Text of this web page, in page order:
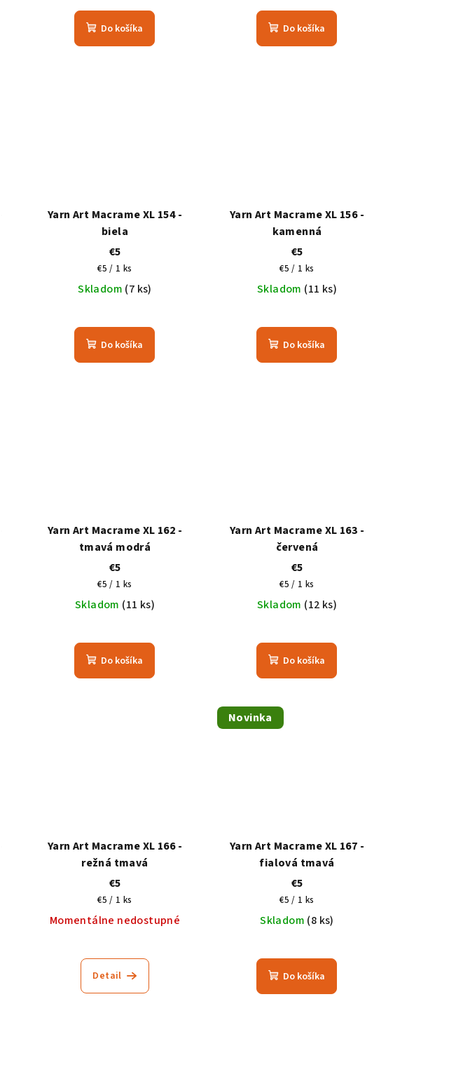
Do košíka Do košíka
Yarn Art Macrame XL 154 -
biela
€5
Jednotková
cena:
€5 / 1 ks
Skladom (7 ks)
Do košíka
Yarn Art Macrame XL 156 -
kamenná
€5
Jednotková
cena:
€5 / 1 ks
Skladom (11 ks)
Do košíka
Yarn Art Macrame XL 162 -
tmavá modrá
€5
Jednotková
cena:
€5 / 1 ks
Skladom (11 ks)
Do košíka
Yarn Art Macrame XL 163 -
červená
€5
Jednotková
cena:
€5 / 1 ks
Skladom (12 ks)
Do košíka
Yarn Art Macrame XL 166 -
režná tmavá
€5
Jednotková
cena:
€5 / 1 ks
Momentálne nedostupné
Detail
Novinka
Yarn Art Macrame XL 167 -
fialová tmavá
€5
Jednotková
cena:
€5 / 1 ks
Skladom (8 ks)
Do košíka